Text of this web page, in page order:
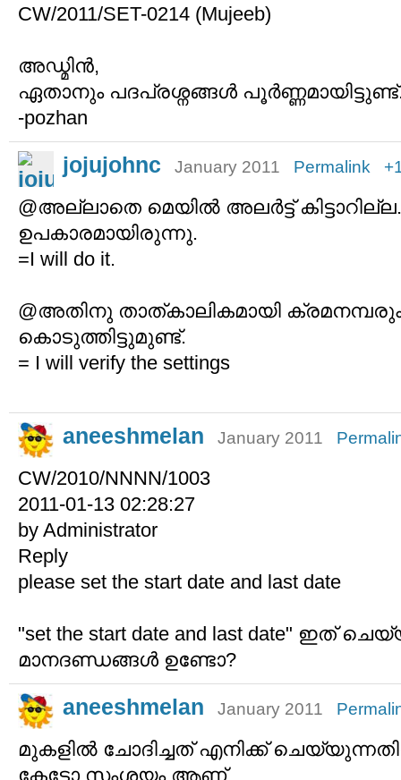
CW/2011/SET-0214 (Mujeeb)
അഡ്മിൻ,
ഏതാനും പദപ്രശ്നങ്ങൾ
-pozhan
jojujohnc January 2011 Permalink
@അല്ലാതെ മെയിൽ അലർട്ട് കിട്ടാറില്ല.
ഉപകാരമായിരുന്നു.
=I will do it.
@അതിനു താത്കാലികമായി ക്രമനമ്പരും
കൊടുത്തിട്ടുമുണ്ട്.
= I will verify the settings
aneeshmelan January 2011
CW/2010/NNNN/1003
2011-01-13 02:28:27
by Administrator
Reply
please set the start date and last date
"set the start date and last date" ഇത്
മാനദണ്ഡങ്ങള്‍ ഉണ്ടോ? ‌
aneeshmelan January 2011
മുകളില്‍ ചോദിച്ചത് എനിക്ക്
കേട്ടോ സംശയം ആണ്.